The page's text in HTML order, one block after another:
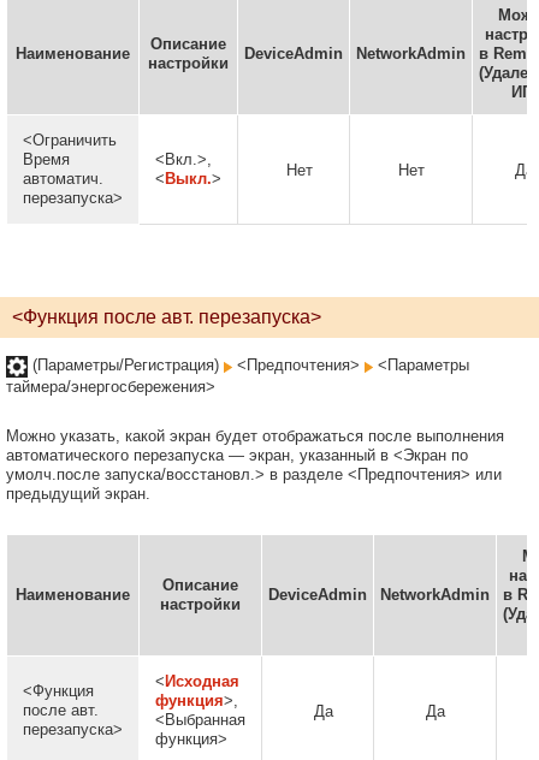
Наименование
Описание
настройки
DeviceAdmin NetworkAdmin
в
ИП)
<Ограничить
Время
автоматич.
перезапуска>
<Вкл.>,
< Выкл.> Нет Нет Да
<Функция после авт. перезапуска>
(Параметры/Регистрация) <Предпочтения>
<Параметры
таймера/энергосбережения>
Можно указать, какой экран будет отображаться после выполнения
автоматического перезапуска — экран, указанный в <Экран по
умолч.после запуска/восстановл.> в разделе <Предпочтения> или
предыдущий экран.
Наименование
Описание
настройки
DeviceAdmin NetworkAdmin
в
<Функция
после авт.
перезапуска>
< Исходная
функция>,
<Выбранная
функция>
Да Да